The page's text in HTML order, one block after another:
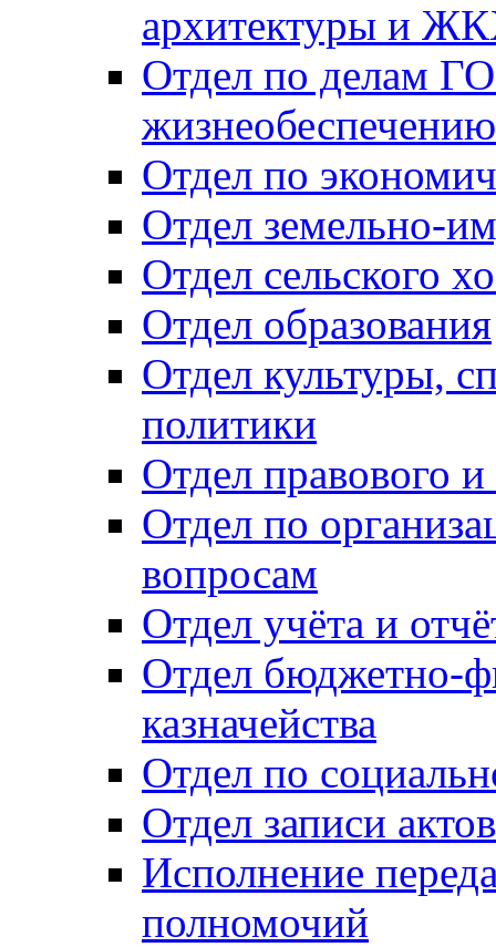
архитектуры и
Отдел по делам
Отдел по
Отдел земельно-
Отдел сельского
Отдел образования
Отдел культуры,
политики
Отдел правового
Отдел по
вопросам
Отдел учёта и
Отдел бюджетно-
казначейства
Отдел по
Отдел записи
Исполнение
полномочий